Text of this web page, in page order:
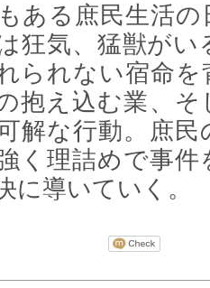
ある庶民生活
狂気、猛獣が
られない宿命
抱え込む業、
解な行動。庶
く理詰めで事
に導いていく。